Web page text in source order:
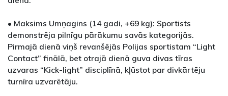
• Maksims Umņagins (14 gadi, +69 kg): Sportists
demonstrēja pilnīgu pārākumu savās kategorijās.
Pirmajā dienā viņš revanšējās Polijas sportistam “Light
Contact” finālā, bet otrajā dienā guva divas tīras
uzvaras “Kick-light” disciplīnā, kļūstot par divkārtēju
turnīra uzvarētāju.